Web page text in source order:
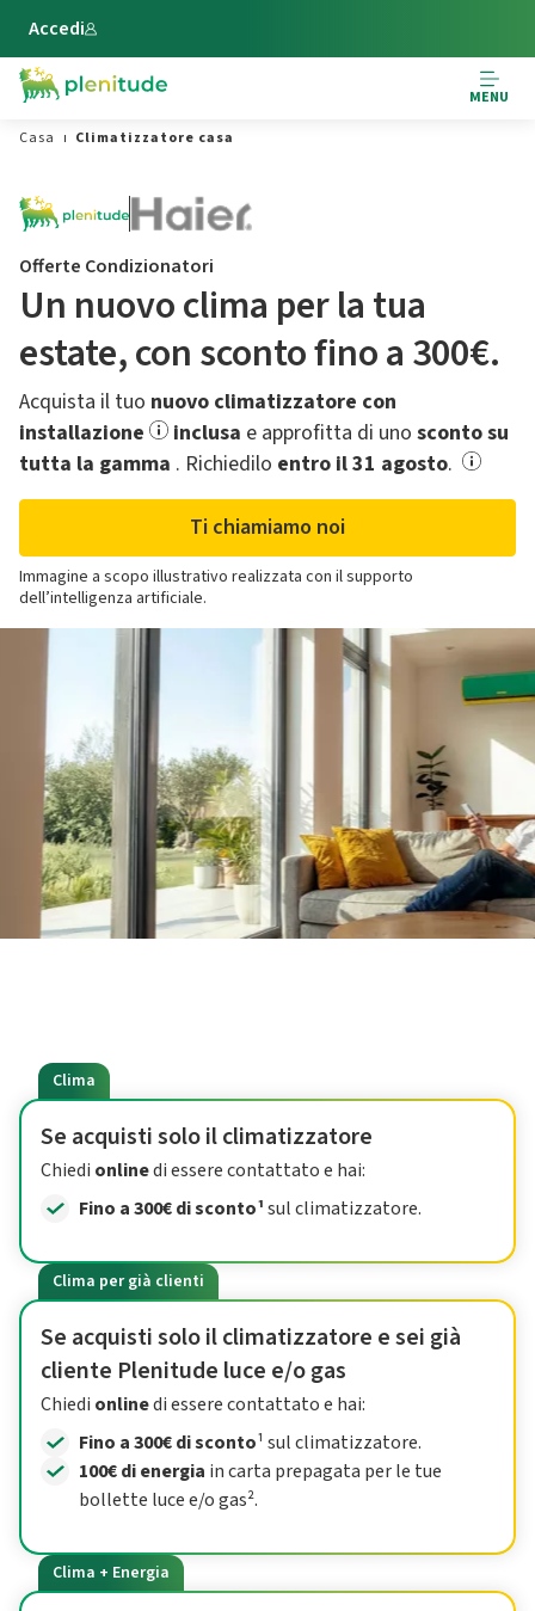
Vai al contenuto principale
Accedi
MENU
Casa
Climatizzatore casa
Offerte Condizionatori
Un nuovo clima per la tua
estate,​ con sconto fino a 300€.
Acquista il tuo nuovo climatizzatore con
installazione
inclusa e approfitta di uno sconto su
tutta la gamma .​ Richiedilo entro il 31 agosto.
Ti chiamiamo noi
Immagine a scopo illustrativo realizzata con il supporto
dell’intelligenza artificiale.
Clima
Se acquisti solo il climatizzatore
Chiedi onlinedi essere contattato e hai:
Fino a 300€ di sconto¹sul climatizzatore.
Clima per già clienti
Se acquisti solo il climatizzatore e sei già
cliente Plenitude luce e/o gas
Chiedi onlinedi essere contattato e hai:
Fino a 300€ di sconto¹ sul climatizzatore.
100€ di energia in carta prepagata per le tue
bollette luce e/o gas².
Clima + Energia